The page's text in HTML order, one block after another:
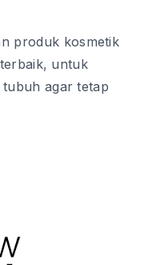
produk kosmetik
untuk
tubuh agar tetap